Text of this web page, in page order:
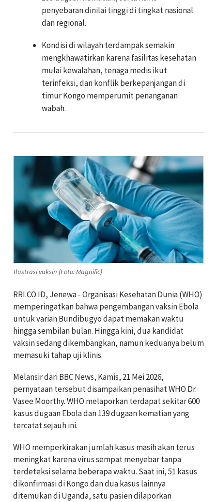
penyebaran dinilai tinggi di tingkat nasional
dan regional.
Kondisi di wilayah terdampak semakin
mengkhawatirkan karena fasilitas kesehatan
mulai kewalahan, tenaga medis ikut
terinfeksi, dan konflik berkepanjangan di
timur Kongo memperumit penanganan
wabah.
Ilustrasi vaksin (Foto: Magnific)
RRI.CO.ID, Jenewa - Organisasi Kesehatan Dunia (WHO)
memperingatkan bahwa pengembangan vaksin Ebola
untuk varian Bundibugyo dapat memakan waktu
hingga sembilan bulan. Hingga kini, dua kandidat
vaksin sedang dikembangkan, namun keduanya belum
memasuki tahap uji klinis.
Melansir dari BBC News, Kamis, 21 Mei 2026,
pernyataan tersebut disampaikan penasihat WHO Dr.
Vasee Moorthy. WHO melaporkan terdapat sekitar 600
kasus dugaan Ebola dan 139 dugaan kematian yang
tercatat sejauh ini.
WHO memperkirakan jumlah kasus masih akan terus
meningkat karena virus sempat menyebar tanpa
terdeteksi selama beberapa waktu. Saat ini, 51 kasus
dikonfirmasi di Kongo dan dua kasus lainnya
ditemukan di Uganda, satu pasien dilaporkan